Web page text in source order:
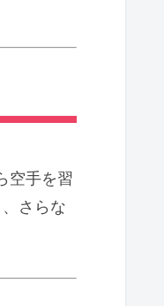
空手を習
さらな